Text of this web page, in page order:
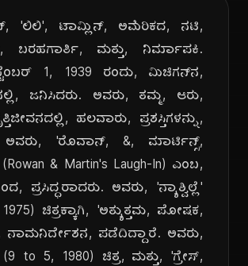
'ಲಿಲಿ', ಟಾಮ್ಲಿನ್, ಅಮೆರಿಕದ, ನಟಿ,
ಬರಹಗಾರ್ತಿ, ಮತ್ತು, ನಿರ್ಮಾಪಕಿ.
1, 1939 ರಂದು, ಮಿಚಿಗನ್‌ನ,
ಜನಿಸಿದರು. ಅವರು, ತಮ್ಮ, ಆರು,
ಹಲವಾರು, ಪ್ರಶಸ್ತಿಗಳನ್ನು,
ಅವರು, 'ರೊವಾನ್, &, ಮಾರ್ಟಿನ್ಸ್,
& Martin's Laugh-In) ಎಂಬ,
ಪ್ರಸಿದ್ಧರಾದರು. ಅವರು, 'ನ್ಯಾಶ್ವಿಲ್ಲೆ'
1975) ಚಿತ್ರಕ್ಕಾಗಿ, 'ಅತ್ಯುತ್ತಮ, ಪೋಷಕ,
ನಾಮನಿರ್ದೇಶನ, ಪಡೆದಿದ್ದಾರೆ. ಅವರು,
to 5, 1980) ಚಿತ್ರ, ಮತ್ತು, 'ಗ್ರೇಸ್,